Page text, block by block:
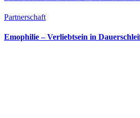
Partnerschaft
Emophilie – Verliebtsein in